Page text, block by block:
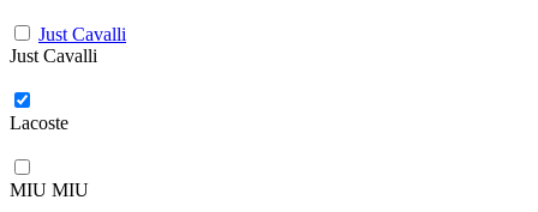
Just Cavalli
Just Cavalli
Lacoste
MIU MIU